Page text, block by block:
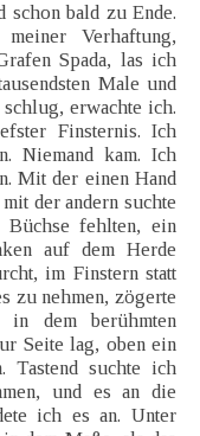
bald zu Ende.
Verhaftung,
Spada, las ich
Male und
erwachte ich.
Finsternis. Ich
Niemand kam. Ich
Mit der einen Hand
der andern suchte
fehlten, ein
auf dem Herde
im Finstern statt
zu nehmen, zögerte
dem berühmten
Seite lag, oben ein
Tastend suchte ich
und es an die
ich es an. Unter